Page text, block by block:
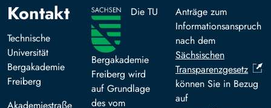
Kontakt
Technische
Universität
Bergakademie
Freiberg
Die TU
Bergakademie
Freiberg wird
auf Grundlage
des vom
Anträge zum
Informationsanspruch
nach dem
Sächsischen
Transparenzgesetz
können Sie in Bezug
auf